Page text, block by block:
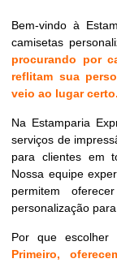
Bem-vindo à
camisetas
procurando por
reflitam sua
veio ao lugar certo.
Na Estamparia
serviços de
para clientes em
Nossa equipe
permitem
personalização
Por que escolher
Primeiro,